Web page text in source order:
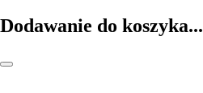
Dodawanie do koszyka...